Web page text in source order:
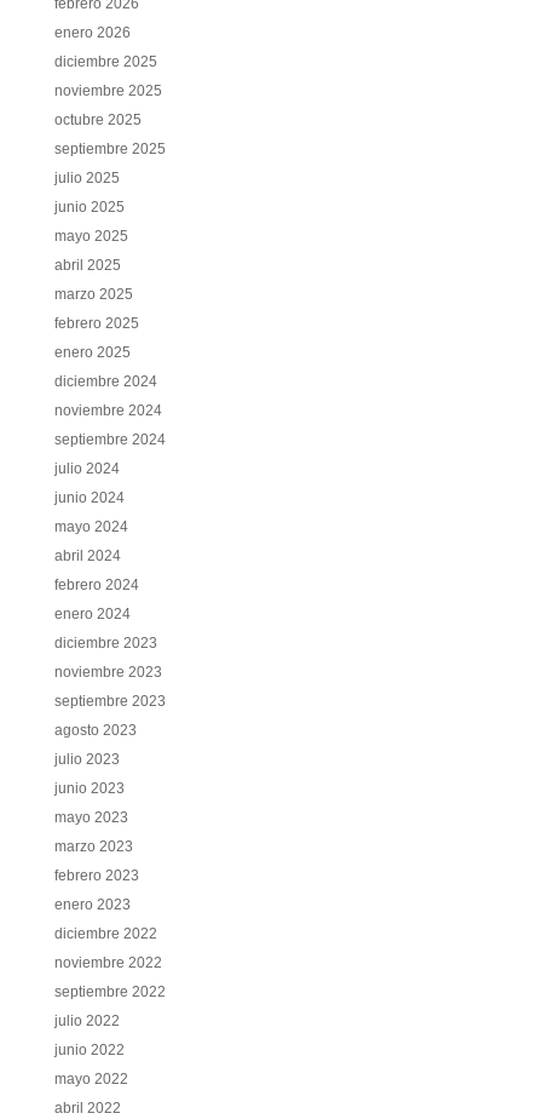
enero 2026
diciembre 2025
noviembre 2025
octubre 2025
septiembre 2025
julio 2025
junio 2025
mayo 2025
abril 2025
marzo 2025
febrero 2025
enero 2025
diciembre 2024
noviembre 2024
septiembre 2024
julio 2024
junio 2024
mayo 2024
abril 2024
febrero 2024
enero 2024
diciembre 2023
noviembre 2023
septiembre 2023
agosto 2023
julio 2023
junio 2023
mayo 2023
marzo 2023
febrero 2023
enero 2023
diciembre 2022
noviembre 2022
septiembre 2022
julio 2022
junio 2022
mayo 2022
abril 2022